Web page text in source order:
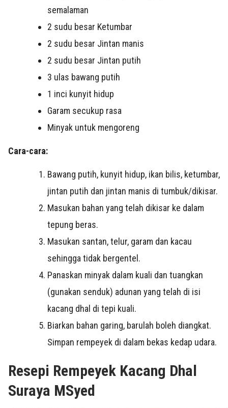
semalaman
2 sudu besar Ketumbar
2 sudu besar Jintan manis
2 sudu besar Jintan putih
3 ulas bawang putih
1 inci kunyit hidup
Garam secukup rasa
Minyak untuk mengoreng
Cara-cara:
Bawang putih, kunyit hidup, ikan bilis, ketumbar,
jintan putih dan jintan manis di tumbuk/dikisar.
Masukan bahan yang telah dikisar ke dalam
tepung beras.
Masukan santan, telur, garam dan kacau
sehingga tidak bergentel.
Panaskan minyak dalam kuali dan tuangkan
(gunakan senduk) adunan yang telah di isi
kacang dhal di tepi kuali.
Biarkan bahan garing, barulah boleh diangkat.
Simpan rempeyek di dalam bekas kedap udara.
Resepi Rempeyek Kacang Dhal
Suraya MSyed